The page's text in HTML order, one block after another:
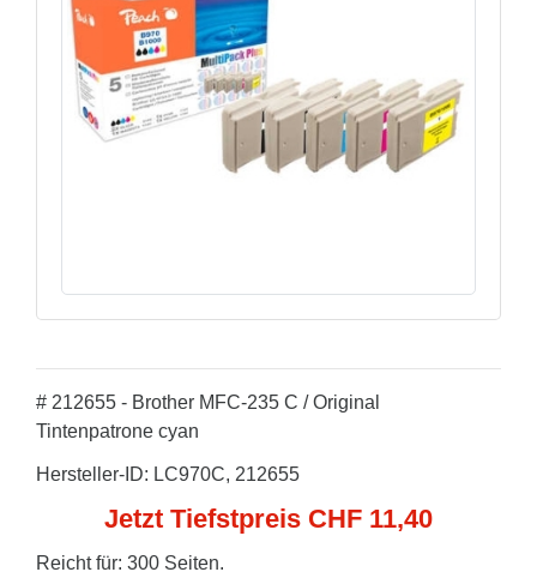
# 212655 - Brother MFC-235 C / Original
Tintenpatrone cyan
Hersteller-ID: LC970C, 212655
Jetzt Tiefstpreis CHF 11,40
Reicht für: 300 Seiten.